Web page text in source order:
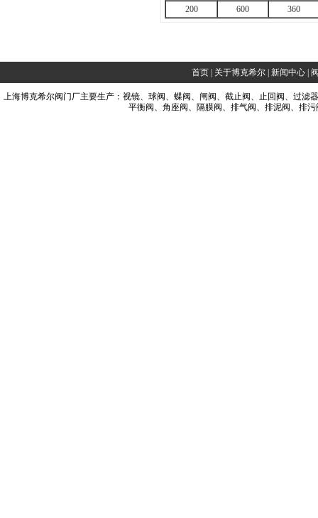
200 600 360
首页 关于博克希尔 新闻中心
上海博克希尔阀门厂主要生产：视镜、球阀、蝶阀、闸阀、截止阀、止回阀、过
平衡阀、角座阀、隔膜阀、排气阀、排泥阀、排